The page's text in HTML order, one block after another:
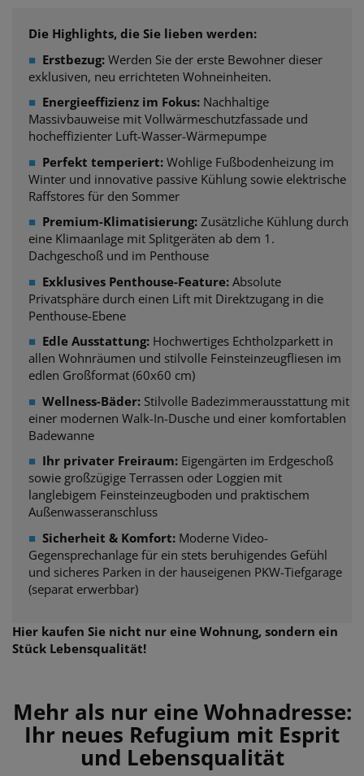
Die Highlights, die Sie lieben werden:
■ Erstbezug: Werden Sie der erste Bewohner dieser
exklusiven, neu errichteten Wohneinheiten.
■ Energieeffizienz im Fokus: Nachhaltige
Massivbauweise mit Vollwärmeschutzfassade und
hocheffizienter Luft-Wasser-Wärmepumpe
■ Perfekt temperiert: Wohlige Fußbodenheizung im
Winter und innovative passive Kühlung sowie elektrische
Raffstores für den Sommer
■ Premium-Klimatisierung: Zusätzliche Kühlung durch
eine Klimaanlage mit Splitgeräten ab dem 1.
Dachgeschoß und im Penthouse
■ Exklusives Penthouse-Feature: Absolute
Privatsphäre durch einen Lift mit Direktzugang in die
Penthouse-Ebene
■ Edle Ausstattung: Hochwertiges Echtholzparkett in
allen Wohnräumen und stilvolle Feinsteinzeugfliesen im
edlen Großformat (60x60 cm)
■ Wellness-Bäder: Stilvolle Badezimmerausstattung mit
einer modernen Walk-In-Dusche und einer komfortablen
Badewanne
■ Ihr privater Freiraum: Eigengärten im Erdgeschoß
sowie großzügige Terrassen oder Loggien mit
langlebigem Feinsteinzeugboden und praktischem
Außenwasseranschluss
■ Sicherheit & Komfort: Moderne Video-
Gegensprechanlage für ein stets beruhigendes Gefühl
und sicheres Parken in der hauseigenen PKW-Tiefgarage
(separat erwerbbar)
Hier kaufen Sie nicht nur eine Wohnung, sondern ein
Stück Lebensqualität!
Mehr als nur eine Wohnadresse:
Ihr neues Refugium mit Esprit
und Lebensqualität